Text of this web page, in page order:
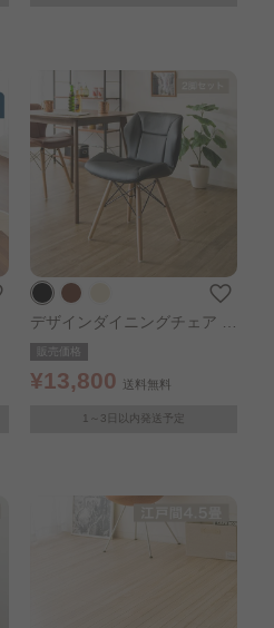
デザインダイニングチェア 2
脚セット ブラック
販売価格
¥13,800 送料無料
1～3日以内発送予定